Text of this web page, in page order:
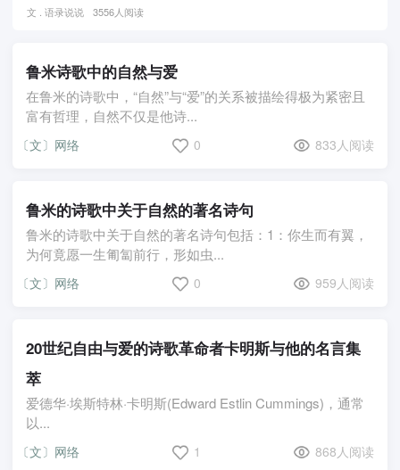
文 . 语录说说 3556人阅读
鲁米诗歌中的自然与爱
在鲁米的诗歌中，“自然”与“爱”的关系被描绘得极为紧密且
富有哲理，自然不仅是他诗...
〔文〕网络 0 833人阅读
鲁米的诗歌中关于自然的著名诗句
鲁米的诗歌中关于自然的著名诗句包括：1：你生而有翼，
为何竟愿一生匍匐前行，形如虫...
〔文〕网络 0 959人阅读
20世纪自由与爱的诗歌革命者卡明斯与他的名言集
萃
爱德华·埃斯特林·卡明斯(Edward Estlin Cummings)，通常
以...
〔文〕网络 1 868人阅读